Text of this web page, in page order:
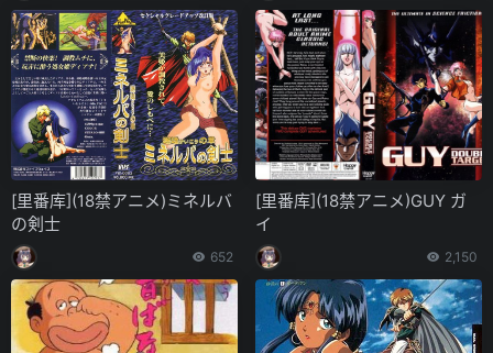
[里番库](18禁アニメ)ミネルバ
の剣士
652
[里番库](18禁アニメ)GUY ガ
イ
2,150